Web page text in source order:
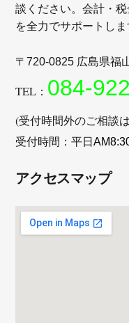
談ください。会計・
を全力でサポートしま
〒720-0825 広島県福
TEL： 084-
(受付時間外のご相談は
受付時間：平日
アクセスマップ